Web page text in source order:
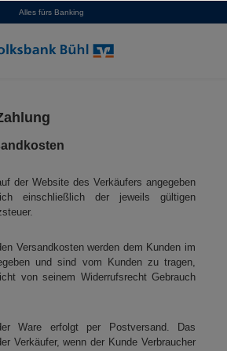
Alles fürs Banking
der Website des Verkäufers angegeben
einschließlich der jeweils gültigen
Versandkosten werden dem Kunden im
und sind vom Kunden zu tragen,
von seinem Widerrufsrecht Gebrauch
Ware erfolgt per Postversand. Das
Verkäufer, wenn der Kunde Verbraucher